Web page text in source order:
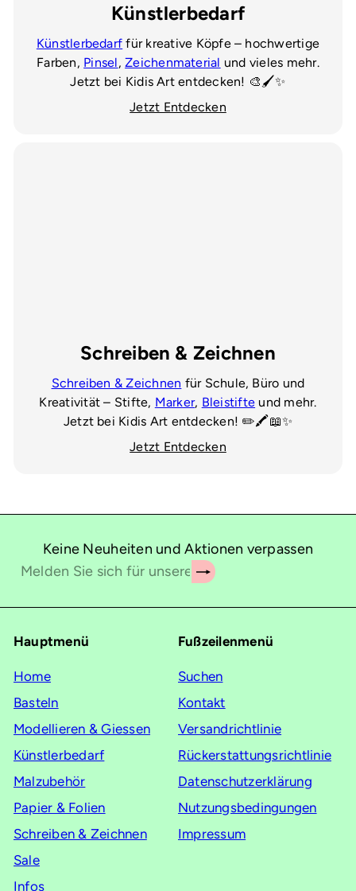
Künstlerbedarf
Künstlerbedarf für kreative Köpfe – hochwertige
Farben, Pinsel,Zeichenmaterial und vieles mehr.
Jetzt bei Kidis Art entdecken! 🎨🖌️✨
Jetzt Entdecken
Schreiben & Zeichnen
Schreiben & Zeichnen für Schule, Büro und
Kreativität – Stifte, Marker, Bleistifte und mehr.
Jetzt bei Kidis Art entdecken! ✏️🖍️📖✨
Jetzt Entdecken
Keine Neuheiten und Aktionen verpassen
Abonnieren
Melden
sich
unsere
an
Hauptmenü
Home
Basteln
Modellieren & Giessen
Künstlerbedarf
Malzubehör
Papier & Folien
Schreiben & Zeichnen
Sale
Infos
Fußzeilenmenü
Suchen
Kontakt
Versandrichtlinie
Rückerstattungsrichtlinie
Datenschutzerklärung
Nutzungsbedingungen
Impressum